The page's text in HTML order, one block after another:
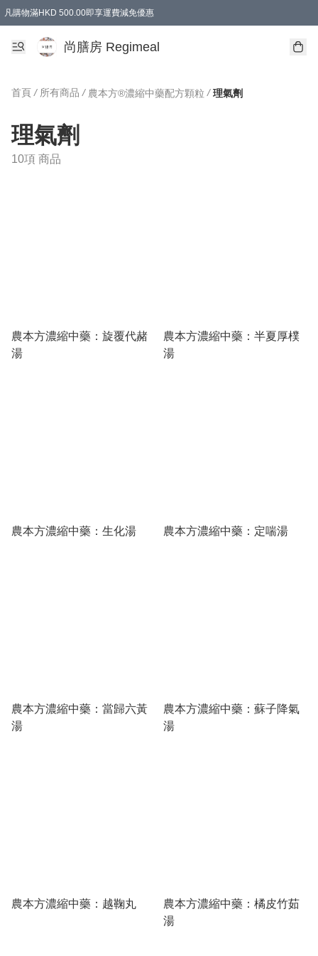
凡購物滿HKD 500.00即享運費減免優惠
尚膳房 Regimeal
首頁 / 所有商品 / 農本方®濃縮中藥配方顆粒 / 理氣劑
理氣劑
10項 商品
農本方濃縮中藥：旋覆代赭
湯
農本方濃縮中藥：半夏厚樸
湯
農本方濃縮中藥：生化湯 農本方濃縮中藥：定喘湯
農本方濃縮中藥：當歸六黃
湯
農本方濃縮中藥：蘇子降氣
湯
農本方濃縮中藥：越鞠丸
農本方濃縮中藥：橘皮竹茹
湯